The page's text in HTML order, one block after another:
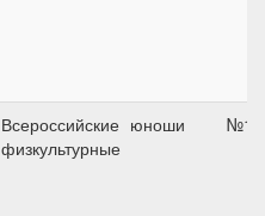
Всероссийские
физкультурные
юноши